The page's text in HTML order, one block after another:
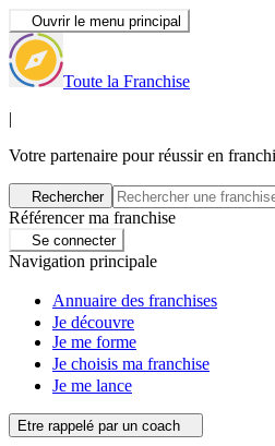
Ouvrir le menu principal
Toute la Franchise
|
Votre partenaire pour réussir en
Rechercher
Référencer ma franchise
Se connecter
Navigation principale
Annuaire des franchises
Je découvre
Je me forme
Je choisis ma franchise
Je me lance
Etre rappelé par un coach